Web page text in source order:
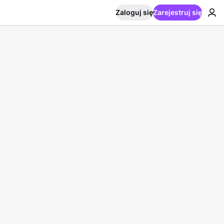
Zaloguj sięZarejestruj się